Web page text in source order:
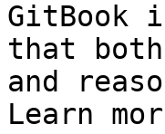
GitBook
that both
and
Learn